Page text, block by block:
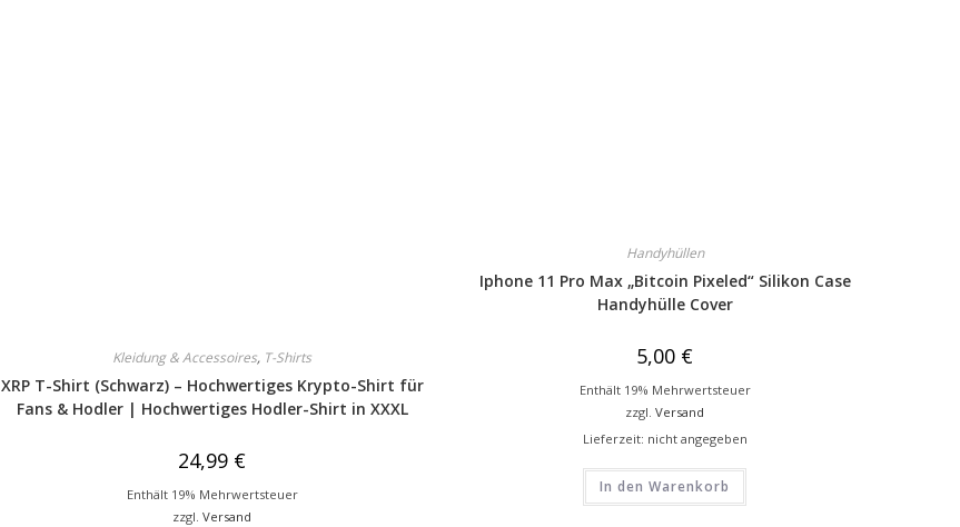
Kleidung & Accessoires, T-Shirts
XRP T-Shirt (Schwarz) – Hochwertiges Krypto-Shirt für
Fans & Hodler | Hochwertiges Hodler-Shirt in XXXL
24,99 €
Enthält 19% Mehrwertsteuer
zzgl.Versand
Handyhüllen
Iphone 11 Pro Max „Bitcoin Pixeled“ Silikon Case
Handyhülle Cover
5,00 €
Enthält 19% Mehrwertsteuer
zzgl.Versand
Lieferzeit: nicht angegeben
In den Warenkorb